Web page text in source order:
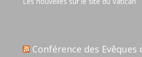
Conférence des Evêques